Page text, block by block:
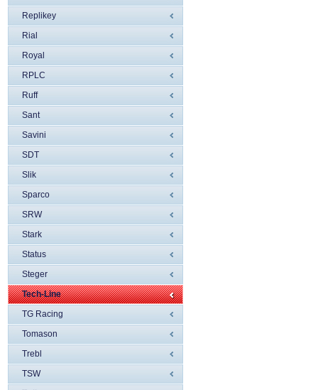
Replikey
Rial
Royal
RPLC
Ruff
Sant
Savini
SDT
Slik
Sparco
SRW
Stark
Status
Steger
Tech-Line
TG Racing
Tomason
Trebl
TSW